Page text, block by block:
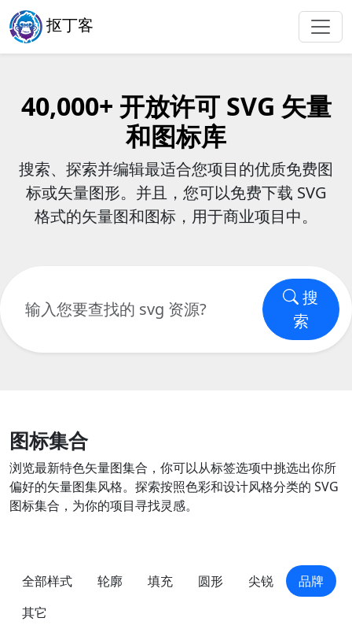
抠丁客
40,000+ 开放许可 SVG 矢量
和图标库
搜索、探索并编辑最适合您项目的优质免费图
标或矢量图形。并且，您可以免费下载 SVG
格式的矢量图和图标，用于商业项目中。
搜
索
图标集合
浏览最新特色矢量图集合，你可以从标签选项中挑选出你所
偏好的矢量图集风格。探索按照色彩和设计风格分类的 SVG
图标集合，为你的项目寻找灵感。
全部样式 轮廓 填充 圆形 尖锐
品牌
其它